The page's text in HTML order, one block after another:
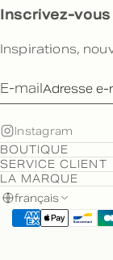
Inscrivez-
Inspirations,
E-mail
Instagram
BOUTIQUE
SERVICE CLIENT
LA MARQUE
français